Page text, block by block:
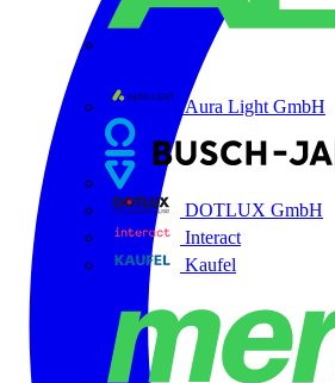
Aura Light GmbH
DOTLUX GmbH
Interact
Kaufel